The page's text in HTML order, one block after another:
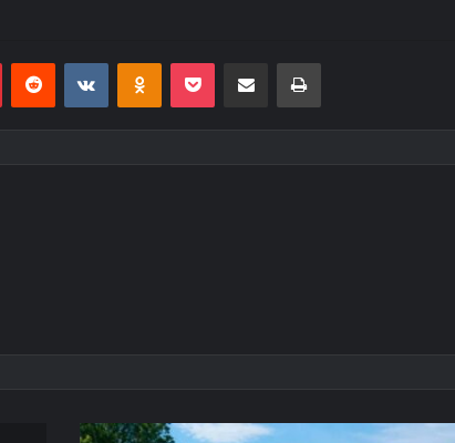
PinterestReddit VKontakteOdnoklassniki
Pocket E-Posta ile paylaş Yazdır